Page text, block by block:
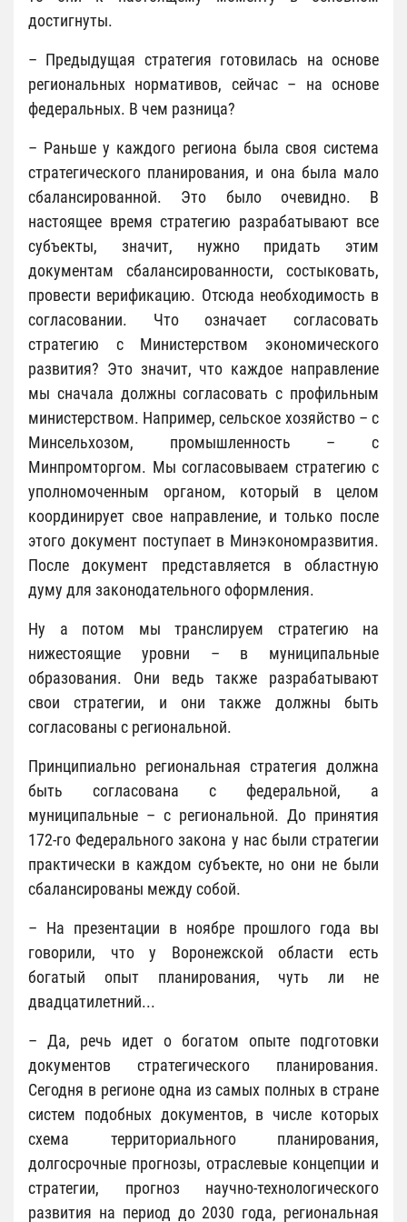
достигнуты.
– Предыдущая стратегия готовилась на основе
региональных нормативов, сейчас – на основе
федеральных. В чем разница?
– Раньше у каждого региона была своя система
стратегического планирования, и она была мало
сбалансированной. Это было очевидно. В
настоящее время стратегию разрабатывают все
субъекты, значит, нужно придать этим
документам сбалансированности, состыковать,
провести верификацию. Отсюда необходимость в
согласовании. Что означает согласовать
стратегию с Министерством экономического
развития? Это значит, что каждое направление
мы сначала должны согласовать с профильным
министерством. Например, сельское хозяйство – с
Минсельхозом, промышленность – с
Минпромторгом. Мы согласовываем стратегию с
уполномоченным органом, который в целом
координирует свое направление, и только после
этого документ поступает в Минэкономразвития.
После документ представляется в областную
думу для законодательного оформления.
Ну а потом мы транслируем стратегию на
нижестоящие уровни – в муниципальные
образования. Они ведь также разрабатывают
свои стратегии, и они также должны быть
согласованы с региональной.
Принципиально региональная стратегия должна
быть согласована с федеральной, а
муниципальные – с региональной. До принятия
172-го Федерального закона у нас были стратегии
практически в каждом субъекте, но они не были
сбалансированы между собой.
– На презентации в ноябре прошлого года вы
говорили, что у Воронежской области есть
богатый опыт планирования, чуть ли не
двадцатилетний...
– Да, речь идет о богатом опыте подготовки
документов стратегического планирования.
Сегодня в регионе одна из самых полных в стране
систем подобных документов, в числе которых
схема территориального планирования,
долгосрочные прогнозы, отраслевые концепции и
стратегии, прогноз научно-технологического
развития на период до 2030 года, региональная